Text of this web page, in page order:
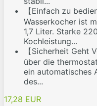
【Einfach zu
Wasserkocher ist
1,7 Liter. Starke
Kochleistung...
【Sicherheit Geht
über die
ein automatisches
des...
17,28 EUR